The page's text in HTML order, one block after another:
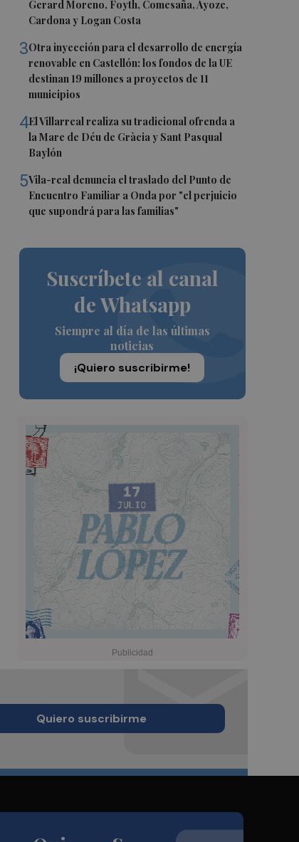
Gerard Moreno, Foyth, Comesaña, Ayoze,
Cardona y Logan Costa
3Otra inyección para el desarrollo de energía
renovable en Castellón: los fondos de la UE
destinan 19 millones a proyectos de 11
municipios
4El Villarreal realiza su tradicional ofrenda a
la Mare de Déu de Gràcia y Sant Pasqual
Baylón
5Vila-real denuncia el traslado del Punto de
Encuentro Familiar a Onda por "el perjuicio
que supondrá para las familias"
Suscríbete al canal
de Whatsapp
Siempre al día de las últimas
noticias
¡Quiero suscribirme!
Quiero suscribirme